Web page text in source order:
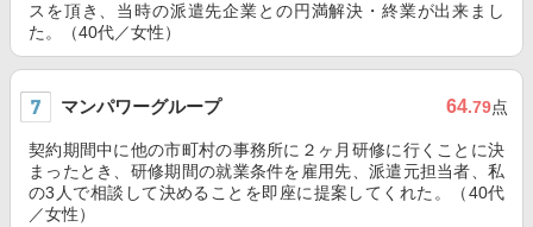
スを頂き、当時の派遣先企業との円満解決・終業が出来まし
た。（40代／女性）
マンパワーグループ 64.79点
契約期間中に他の市町村の事務所に２ヶ月研修に行くことに決
まったとき、研修期間の就業条件を雇用先、派遣元担当者、私
の3人で相談して決めることを即座に提案してくれた。（40代
／女性）